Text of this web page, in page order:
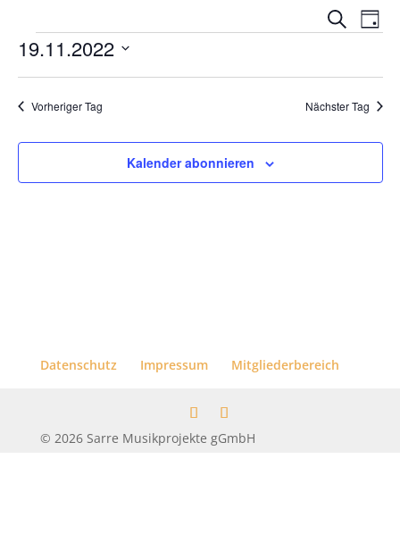
Suche
SucheTag
Veranstaltungen
19.11.2022
Vorheriger Tag Nächster Tag
Kalender abonnieren
Datenschutz Impressum Mitgliederbereich
© 2026 Sarre Musikprojekte gGmbH